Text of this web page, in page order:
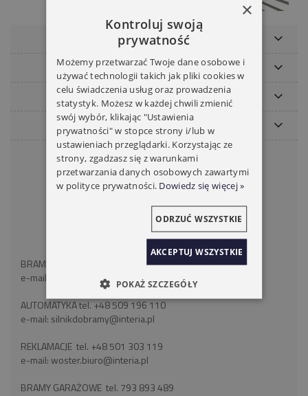
POMOC
NASZE MARKI
MOJE KONTO
PŁATNOŚCI I DOSTAWA
KONTAKT
WOSTER BRAMY ROLETY
ul. Wróblewskiego 18
41-106 Siemianowice Śląskie
województwo śląskie
NIP: 6262466375
BRAMY ROLETY tel:
+48 793 893 489
e-mail:
silnikdorolet@poczta.fm
AUTOMATYKA tel.+48 509 196 110
e-mail: silnikdobramy@interia.pl
REKLAMACJE tel. +48 501 303 119
e-mail:woster.biuro@interia.pl
BRAMY GARAŻOWE tel. 793 893 489
×
Kontroluj swoją
prywatność
Możemy przetwarzać Twoje dane osobowe i
używać technologii takich jak pliki cookies w
celu świadczenia usług oraz prowadzenia
statystyk. Możesz w każdej chwili zmienić
swój wybór, klikając "Ustawienia
prywatności" w stopce strony i/lub w
ustawieniach przeglądarki. Korzystając ze
strony, zgadzasz się z warunkami
przetwarzania danych osobowych zawartymi
w polityce prywatności. Dowiedz się więcej »
AKCEPTUJ WSZYSTKIE
ODRZUĆ WSZYSTKIE
POKAŻ SZCZEGÓŁY